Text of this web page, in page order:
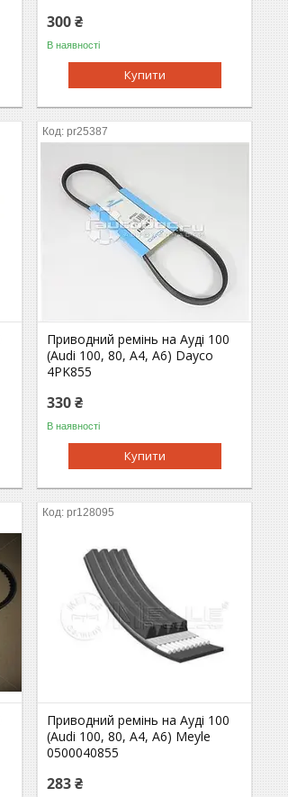
300 ₴
В наявності
Купити
pr25387
Приводний ремінь на Ауді 100
(Audi 100, 80, A4, A6) Dayco
4PK855
330 ₴
В наявності
Купити
pr128095
Приводний ремінь на Ауді 100
(Audi 100, 80, A4, A6) Meyle
0500040855
283 ₴